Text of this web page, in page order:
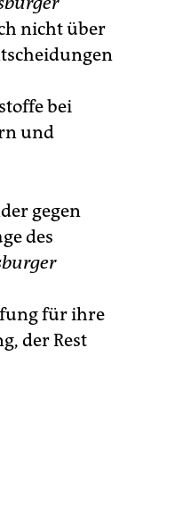
nicht über
bei
und
gegen
des
für ihre
der Rest